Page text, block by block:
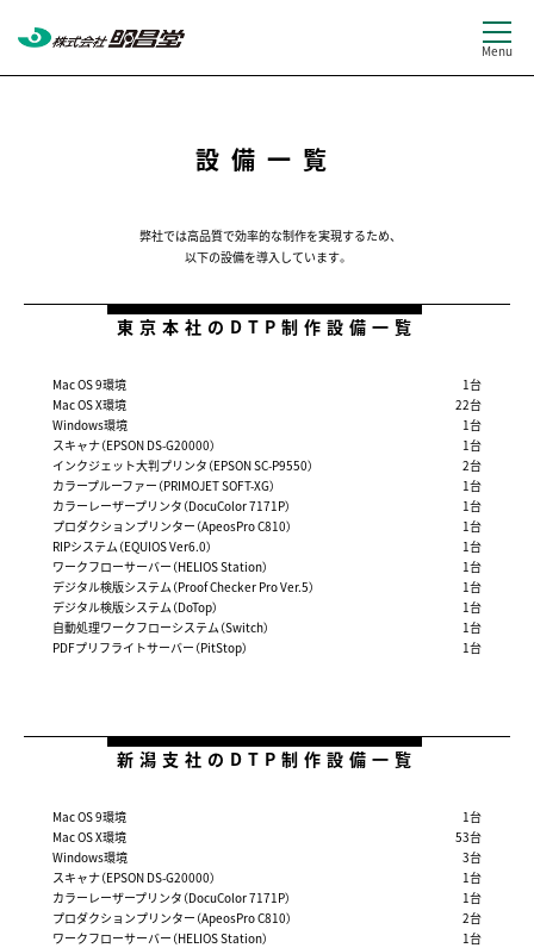
設備一覧
弊社では高品質で効率的な制作を実現するため、
以下の設備を導入しています。
東京本社のDTP制作設備一覧
Mac OS 9環境
1台
Mac OS X環境
22台
Windows環境
1台
スキャナ（EPSON DS-G20000）
1台
インクジェット大判プリンタ（EPSON SC-P9550）
2台
カラープルーファー（PRIMOJET SOFT-XG）
1台
カラーレーザープリンタ（DocuColor 7171P）
1台
プロダクションプリンター（ApeosPro C810）
1台
RIPシステム（EQUIOS Ver6.0）
1台
ワークフローサーバー（HELIOS Station）
1台
デジタル検版システム（Proof Checker Pro Ver.5）
1台
デジタル検版システム（DoTop）
1台
自動処理ワークフローシステム（Switch）
1台
PDFプリフライトサーバー（PitStop）
1台
新潟支社のDTP制作設備一覧
Mac OS 9環境
1台
Mac OS X環境
53台
Windows環境
3台
スキャナ（EPSON DS-G20000）
1台
カラーレーザープリンタ（DocuColor 7171P）
1台
プロダクションプリンター（ApeosPro C810）
2台
ワークフローサーバー（HELIOS Station）
1台